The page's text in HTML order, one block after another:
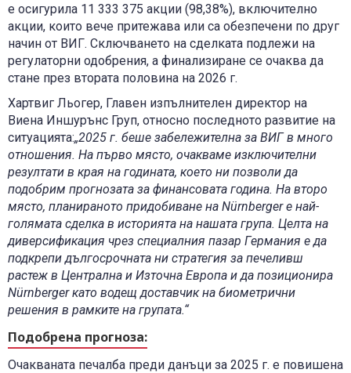
е осигурила 11 333 375 акции (98,38%), включително
акции, които вече притежава или са обезпечени по друг
начин от ВИГ. Сключването на сделката подлежи на
регулаторни одобрения, а финализиране се очаква да
стане през втората половина на 2026 г.
Хартвиг Льогер, Главен изпълнителен директор на
Виена Иншурънс Груп, относно последното развитие на
ситуацията:„2025 г. беше забележителна за ВИГв много
отношения. На първо място, очакваме изключителни
резултати в края на годината, което ни позволи да
подобрим прогнозата за финансовата година. На второ
място, планираното придобиване на Nürnberger е най-
голямата сделка в историята на нашата група. Целта на
диверсификация чрез специалния пазар Германия е да
подкрепи дългосрочната ни стратегия за печеливш
растеж в Централна и Източна Европа и да позиционира
Nürnberger като водещ доставчик на биометрични
решения в рамките на групата.“
Подобрена прогноза:
Очакваната печалба преди данъци за 2025 г. е повишена